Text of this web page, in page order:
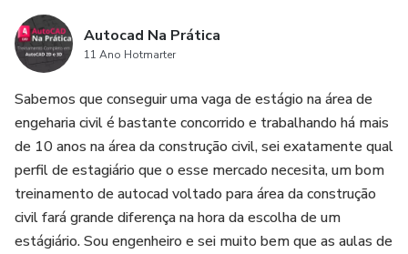
Autocad Na Prática
11 Ano Hotmarter
Sabemos que conseguir uma vaga de estágio na área de
engeharia civil é bastante concorrido e trabalhando há mais
de 10 anos na área da construção civil, sei exatamente qual
perfil de estagiário que o esse mercado necesita, um bom
treinamento de autocad voltado para área da construção
civil fará grande diferença na hora da escolha de um
estágiário. Sou engenheiro e sei muito bem que as aulas de